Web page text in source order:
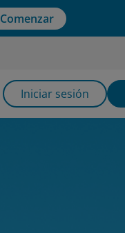
Comenzar
Iniciar sesión